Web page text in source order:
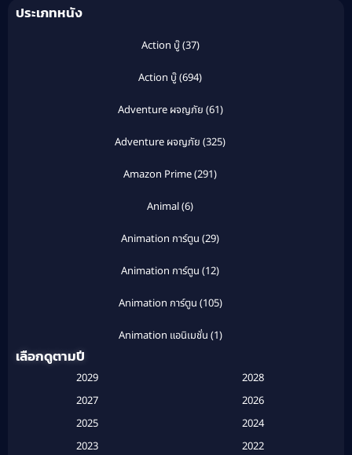
ประเภทหนัง
Action บู๊(37)
Action บู๊(694)
Adventure ผจญภัย (61)
Adventure ผจญภัย (325)
Amazon Prime(291)
Animal(6)
Animation การ์ตูน (29)
Animation การ์ตูน (12)
Animation การ์ตูน (105)
Animation แอนิเมชั่น (1)
เลือกดูตามปี
2029
2028
2027
2026
2025
2024
2023
2022